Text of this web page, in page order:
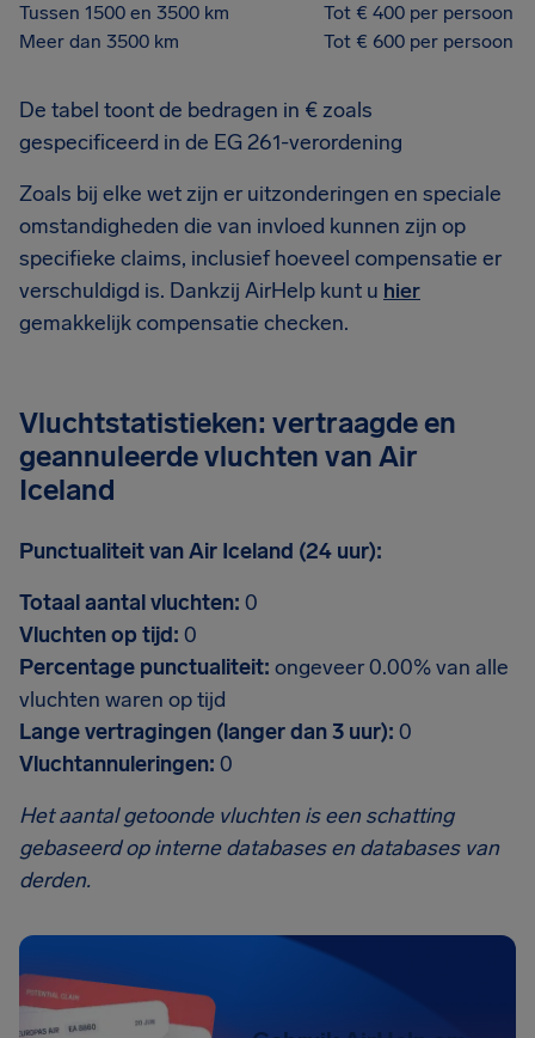
Tussen 1500 en 3500 km
Tot € 400 per persoon
Meer dan 3500 km
Tot € 600 per persoon
De tabel toont de bedragen in € zoals
gespecificeerd in de EG 261-verordening
Zoals bij elke wet zijn er uitzonderingen en speciale
omstandigheden die van invloed kunnen zijn op
specifieke claims, inclusief hoeveel compensatie er
verschuldigd is. Dankzij AirHelp kunt u hier
gemakkelijk compensatie checken.
Vluchtstatistieken: vertraagde en
geannuleerde vluchten van Air
Iceland
Punctualiteit van Air Iceland (24 uur):
Totaal aantal vluchten: 0
Vluchten op tijd: 0
Percentage punctualiteit: ongeveer 0.00% van alle
vluchten waren op tijd
Lange vertragingen (langer dan 3 uur): 0
Vluchtannuleringen: 0
Het aantal getoonde vluchten is een schatting
gebaseerd op interne databases en databases van
derden.